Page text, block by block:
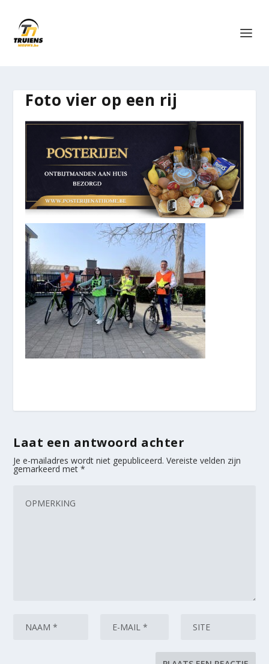
Foto vier op een rij
Laat een antwoord achter
Je e-mailadres wordt niet gepubliceerd. Vereiste velden zijn
gemarkeerd met*